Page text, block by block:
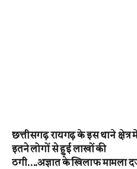
छत्तीसगढ़ रायगढ़ के इस थाने क्षेत्र
इतने लोगों से हुई लाखों की
ठगी….अज्ञात के खिलाफ मामला